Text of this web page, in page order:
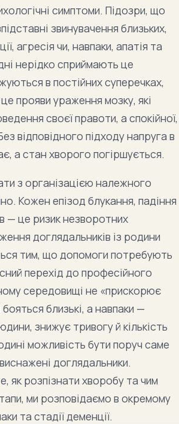
симптоми. Підозри, що
звинувачення близьких,
агресія чи, навпаки, апатія та
нерідко сприймають це
в постійних суперечках,
прояви ураження мозку, які
своєї правоти, а спокійної,
відповідного підходу напруга в
а стан хворого погіршується.
з організацією належного
Кожен епізод блукання, падіння
— це ризик незворотних
доглядальників із родини
тим, що допомоги потребують
перехід до професійного
середовищі не «прискорює
близькі, а навпаки —
знижує тривогу й кількість
можливість бути поруч саме
доглядальники.
як розпізнати хворобу та чим
ми розповідаємо в окремому
та стадії деменції.